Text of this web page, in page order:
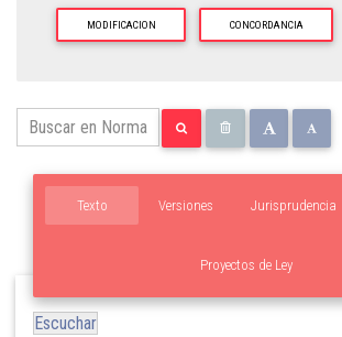
MODIFICACION CONCORDANCIA
Texto Versiones Jurisprudencia
Proyectos de Ley
Escuchar